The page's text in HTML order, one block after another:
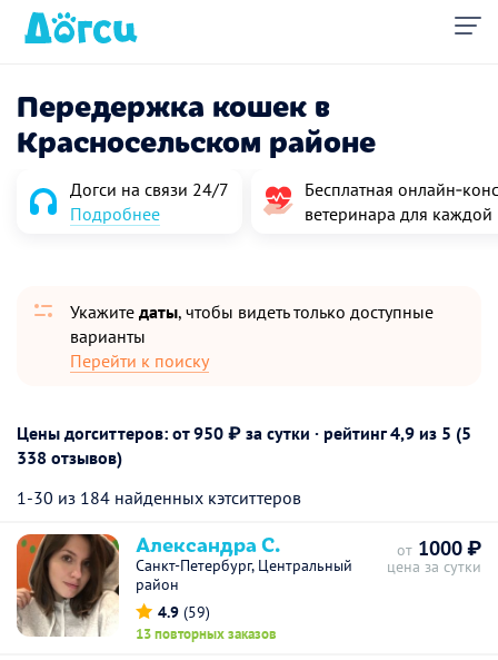
Передержка кошек в
Красносельском районе
Догси на связи 24/7
Подробнее
Бесплатная
ветеринара для
Укажите даты, чтобы видеть только доступные
варианты
Перейти к поиску
Цены догситтеров: от 950 ₽ за сутки · рейтинг4,9 из 5 (5
338 отзывов)
1-30 из 184 найденных кэтситтеров
Александра С.
Санкт-Петербург, Центральный
район
4.9 (59)
13 повторных заказов
от 1000 ₽
цена за сутки